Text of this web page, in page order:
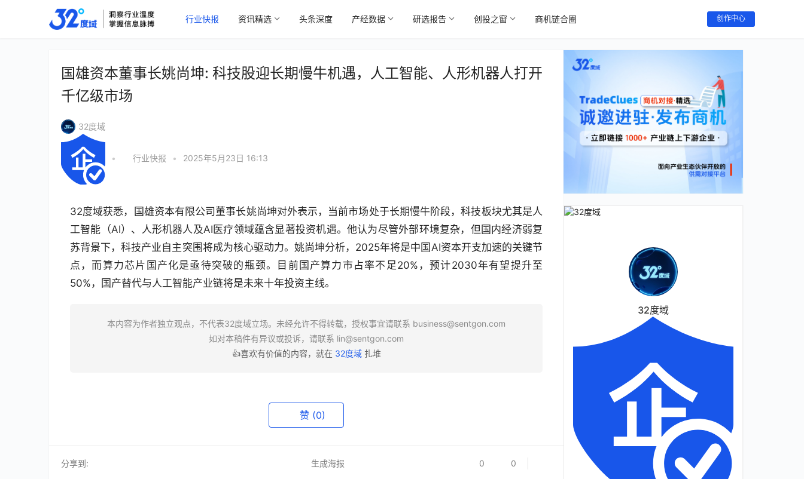
行业快报 资讯精选 头条深度 产经数据 研选报告 创投之窗 商机链合圈 创作中心
国雄资本董事长姚尚坤: 科技股迎长期慢牛机遇，人工智能、人形机器人打开
千亿级市场
32度域
• 行业快报 • 2025年5月23日 16:13
32度域获悉，国雄资本有限公司董事长姚尚坤对外表示，当前市场处于长期慢牛阶段，科技板块尤其是人
工智能（AI）、人形机器人及AI医疗领域蕴含显著投资机遇。他认为尽管外部环境复杂，但国内经济弱复
苏背景下，科技产业自主突围将成为核心驱动力。姚尚坤分析，2025年将是中国AI资本开支加速的关键节
点，而算力芯片国产化是亟待突破的瓶颈。目前国产算力市占率不足20%，预计2030年有望提升至
50%，国产替代与人工智能产业链将是未来十年投资主线。
本内容为作者独立观点，不代表32度域立场。未经允许不得转载，授权事宜请联系 business@sentgon.com
如对本稿件有异议或投诉，请联系 lin@sentgon.com
👍喜欢有价值的内容，就在 32度域扎堆
赞 (0)
分享到: 生成海报 0 0
32度域